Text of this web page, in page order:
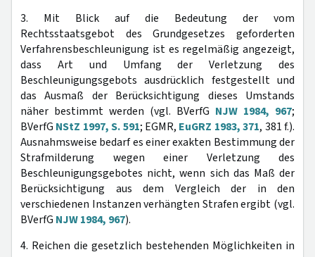
3. Mit Blick auf die Bedeutung der vom
Rechtsstaatsgebot des Grundgesetzes geforderten
Verfahrensbeschleunigung ist es regelmäßig angezeigt,
dass Art und Umfang der Verletzung des
Beschleunigungsgebots ausdrücklich festgestellt und
das Ausmaß der Berücksichtigung dieses Umstands
näher bestimmt werden (vgl. BVerfG NJW 1984, 967;
BVerfG NStZ 1997, S. 591; EGMR, EuGRZ 1983, 371, 381 f.).
Ausnahmsweise bedarf es einer exakten Bestimmung der
Strafmilderung wegen einer Verletzung des
Beschleunigungsgebotes nicht, wenn sich das Maß der
Berücksichtigung aus dem Vergleich der in den
verschiedenen Instanzen verhängten Strafen ergibt (vgl.
BVerfG NJW 1984, 967).
4. Reichen die gesetzlich bestehenden Möglichkeiten in